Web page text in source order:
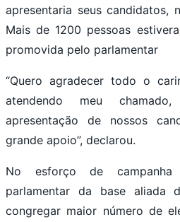
apresentaria seus candidatos,
Mais de 1200 pessoas
promovida pelo parlamentar
“Quero agradecer todo o
atendendo meu
apresentação de nossos
grande apoio”, declarou.
No esforço de
parlamentar da base aliada
congregar maior número de